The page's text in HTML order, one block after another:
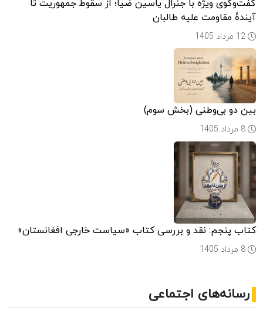
گفت‌وگوی ویژه با جنرال یاسین ضیا؛ از سقوط جمهوریت تا
آیندۀ مقاومت علیه طالبان
12 مرداد 1405
بین دو بی‌وطنی (بخش سوم)
8 مرداد 1405
کتاب پنجم: نقد و بررسی کتاب «سیاست خارجی افغانستان»
8 مرداد 1405
رسانه‌های اجتماعی